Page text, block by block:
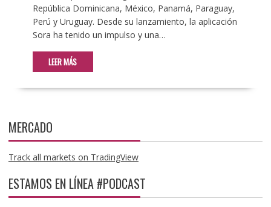
República Dominicana, México, Panamá, Paraguay,
Perú y Uruguay. Desde su lanzamiento, la aplicación
Sora ha tenido un impulso y una…
LEER MÁS
MERCADO
Track all markets on TradingView
ESTAMOS EN LÍNEA #PODCAST